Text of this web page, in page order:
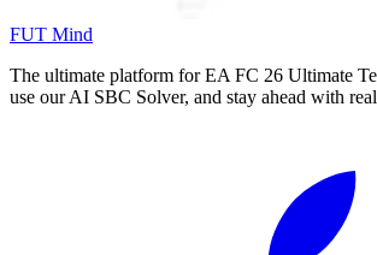
FUT Mind
The ultimate platform for EA FC 26 Ultimate
use our AI SBC Solver, and stay ahead with